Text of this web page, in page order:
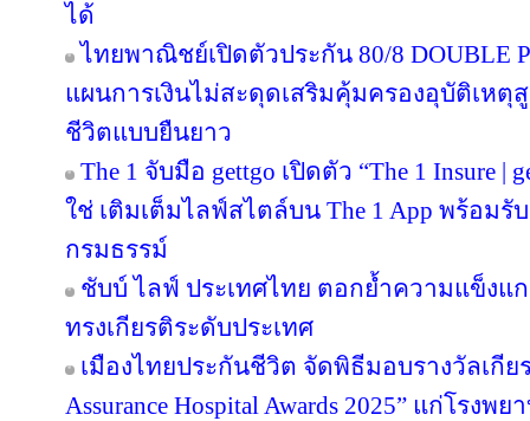
ได้
ไทยพาณิชย์เปิดตัวประกัน 80/8 DOUBLE
แผนการเงินไม่สะดุดเสริมคุ้มครองอุบัติเหตุ
ชีวิตแบบยืนยาว
The 1 จับมือ gettgo เปิดตัว “The 1 Insure
ใช่ เติมเต็มไลฟ์สไตล์บน The 1 App พร้อมรั
กรมธรรม์
ชับบ์ ไลฟ์ ประเทศไทย ตอกย้ำความแข็งแ
ทรงเกียรติระดับประเทศ
เมืองไทยประกันชีวิต จัดพิธีมอบรางวัลเกีย
Assurance Hospital Awards 2025” แก่โรง